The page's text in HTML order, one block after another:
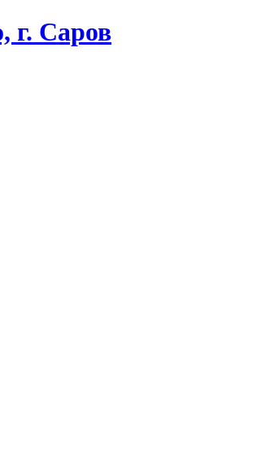
г. Саров